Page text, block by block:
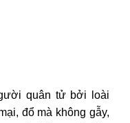
quân tử bởi loài
đổ mà không gẫy,